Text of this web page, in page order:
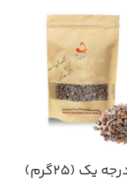
یک (۲۵گرم)